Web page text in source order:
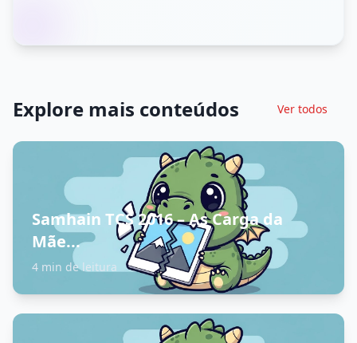
Explore mais conteúdos Ver todos
Samhain TCS 2016 – As Carga da
Mãe...
4 min de leitura